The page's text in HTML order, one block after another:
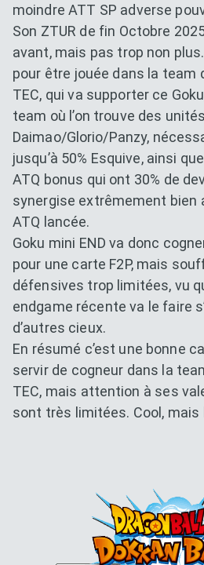
moindre ATT SP adverse
Son ZTUR de fin Octobre
avant, mais pas trop non
pour être jouée dans la team
TEC, qui va supporter ce
team où l’on trouve des unités
Daimao/Glorio/Panzy,
jusqu’à 50% Esquive, ainsi
ATQ bonus qui ont 30% de
synergise extrêmement bien
ATQ lancée.
Goku mini END va donc
pour une carte F2P, mais
défensives trop limitées, vu
endgame récente va le faire
d’autres cieux.
En résumé c’est une bonne
servir de cogneur dans la
TEC, mais attention à ses
sont très limitées. Cool, mais